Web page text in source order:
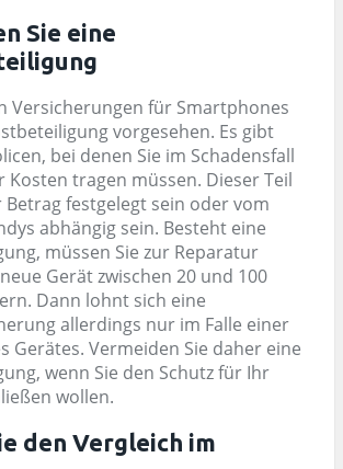
Sie eine
Versicherungen für Smartphones
vorgesehen. Es gibt
bei denen Sie im Schadensfall
Kosten tragen müssen. Dieser Teil
Betrag festgelegt sein oder vom
abhängig sein. Besteht eine
müssen Sie zur Reparatur
Gerät zwischen 20 und 100
Dann lohnt sich eine
allerdings nur im Falle einer
Gerätes. Vermeiden Sie daher eine
wenn Sie den Schutz für Ihr
wollen.
den Vergleich im